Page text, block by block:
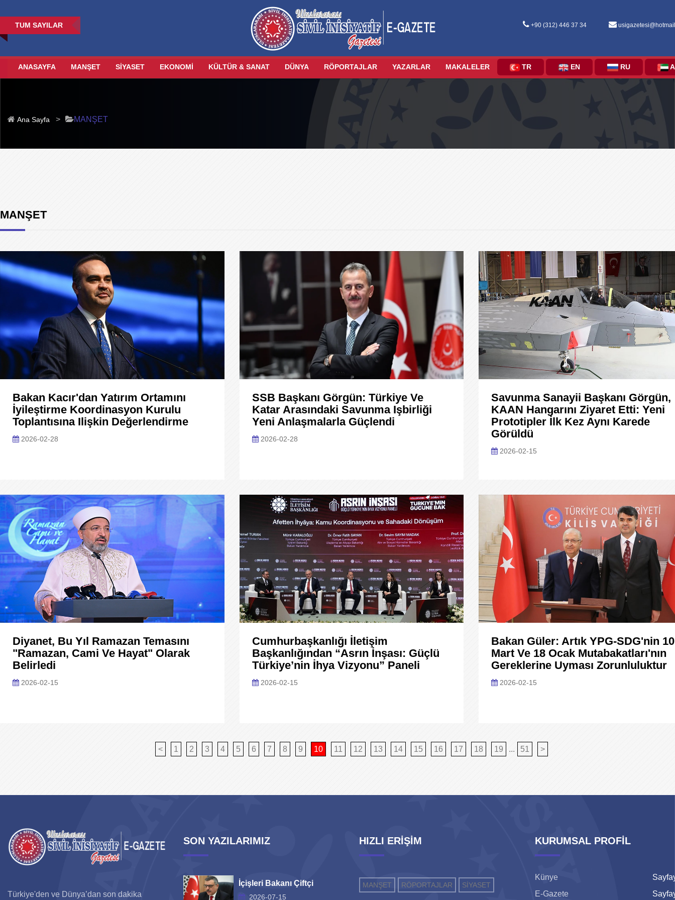
TUM SAYILAR +90 (312) 446 37 34
ANASAYFA MANŞET SİYASET EKONOMİ KÜLTÜR & SANAT DÜNYA RÖPORTAJLAR YAZARLAR MAKALELER TR EN RU
Ana Sayfa > MANŞET
MANŞET
Bakan Kacır'dan Yatırım Ortamını
İyileştirme Koordinasyon Kurulu
Toplantısına Ilişkin Değerlendirme
2026-02-28
SSB Başkanı Görgün: Türkiye Ve
Katar Arasındaki Savunma Işbirliği
Yeni Anlaşmalarla Güçlendi
2026-02-28
Savunma Sanayii Başkanı Görgün,
KAAN Hangarını Ziyaret Etti: Yeni
Prototipler İlk Kez Aynı Karede
Görüldü
2026-02-15
Diyanet, Bu Yıl Ramazan Temasını
"Ramazan, Cami Ve Hayat" Olarak
Belirledi
2026-02-15
Cumhurbaşkanlığı İletişim
Başkanlığından “Asrın İnşası: Güçlü
Türkiye’nin İhya Vizyonu” Paneli
2026-02-15
Bakan Güler: Artık YPG-SDG'nin 10
Mart Ve 18 Ocak Mutabakatları'nın
Gereklerine Uyması Zorunluluktur
2026-02-15
< 1 2 3 4 5 6 7 8 9 10 11 12 13 14 15 16 17 18 19 ... 51 >
Türkiye'den ve Dünya’dan son dakika
SON YAZILARIMIZ
İçişleri Bakanı Çiftçi
2026-07-15
HIZLI ERİŞİM
MANŞET RÖPORTAJLAR SİYASET
KURUMSAL PROFİL
Künye
E-Gazete